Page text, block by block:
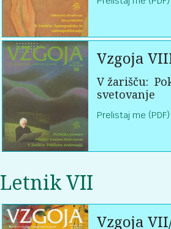
Vzgoja
V žarišču:
svetovanje
Prelistaj me (PDF)
Letnik VII
Vzgoja